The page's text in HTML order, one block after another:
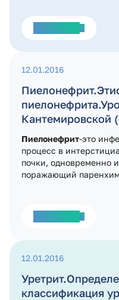
12.01.2016
Кантемировской
Пиелонефрит-это
процесс в
почки, одновременно
поражающий
12.01.2016
классификация